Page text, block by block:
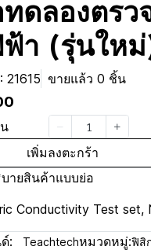
ดลองตรว
ฟ้า (รุ่นใหม่
21615 ขายแล้ว 0 ชิ้น
เพิ่มลงตะกร้า
ายสินค้าแบบย่อ
Conductivity Test set,
: Teachtechหมวดหมู่:ฟิสิ